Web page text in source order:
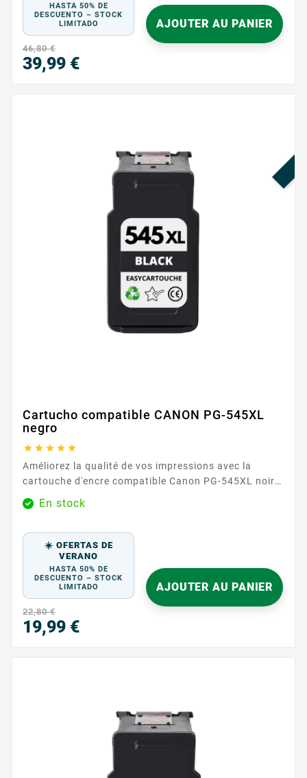
performances fiables et durables. Sa formule
d'encre...
HASTA 50% DE
DESCUENTO – STOCK
LIMITADO
46,80 €
39,99 €
AJOUTER AU PANIER
Cartucho compatible CANON PG-545XL
negro
    
Améliorez la qualité de vos impressions avec la
cartouche d'encre compatible Canon PG-545XL noire.
Conçue pour offrir des impressions nettes et
précises, cette cartouche est idéale pour les
Avec une capacité de 400 pages, cette cartouche
vous assure une performance fiable et durable,
réduisant ainsi les interruptions fréquentes pour le...
En stock
☀️ OFERTAS DE
VERANO
HASTA 50% DE
DESCUENTO – STOCK
LIMITADO
22,80 €
19,99 €
AJOUTER AU PANIER